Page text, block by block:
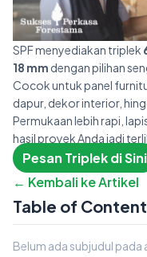
SPF menyediakan triplek
18 mm dengan pilihan
Cocok untuk panel
dapur, dekor interior,
Permukaan lebih rapi,
hasil proyek Anda jadi
Pesan Triplek di Sini
← Kembali ke Artikel
Table of Content
Belum ada subjudul pada